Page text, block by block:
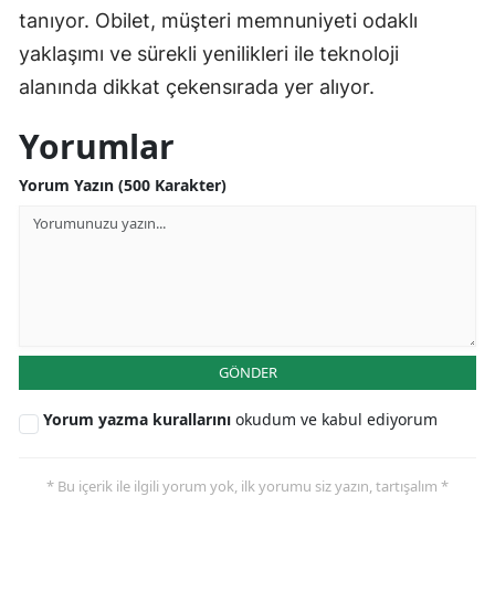
tanıyor. Obilet, müşteri memnuniyeti odaklı
yaklaşımı ve sürekli yenilikleri ile teknoloji
alanında dikkat çekensırada yer alıyor.
Yorumlar
Yorum Yazın (500 Karakter)
GÖNDER
Yorum yazma kurallarını okudum ve kabul ediyorum
* Bu içerik ile ilgili yorum yok, ilk yorumu siz yazın, tartışalım *